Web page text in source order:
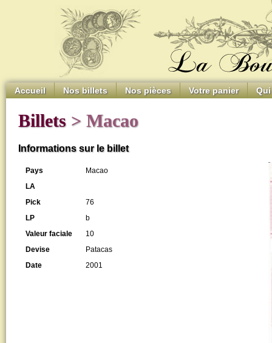
Accueil Nos billets Nos pièces Votre panier
Billets > Macao
Informations sur le billet
Pays
Macao
LA
Pick
76
LP
b
Valeur faciale
10
Devise
Patacas
Date
2001